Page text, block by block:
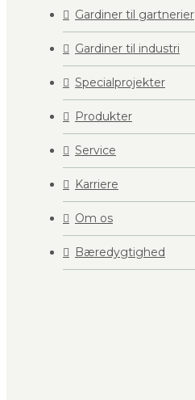
Gardiner til gartnerier
Gardiner til industri
Specialprojekter
Produkter
Service
Karriere
Om os
Bæredygtighed